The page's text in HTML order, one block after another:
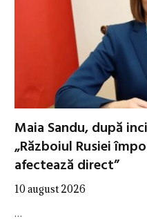
Maia Sandu, după
„Războiul Rusiei
afectează direct”
10 august 2026
…